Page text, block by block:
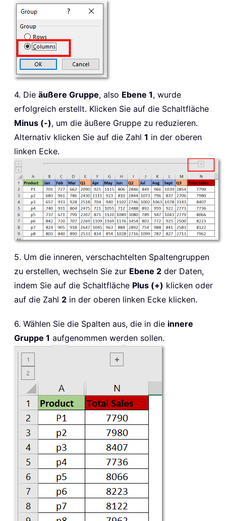
4. Die äußere Gruppe, also Ebene 1, wurde
erfolgreich erstellt. Klicken Sie auf die Schaltfläche
Minus (-), um die äußere Gruppe zu reduzieren.
Alternativ klicken Sie auf die Zahl 1 in der oberen
linken Ecke.
5. Um die inneren, verschachtelten Spaltengruppen
zu erstellen, wechseln Sie zur Ebene 2 der Daten,
indem Sie auf die Schaltfläche Plus (+) klicken oder
auf die Zahl 2 in der oberen linken Ecke klicken.
6. Wählen Sie die Spalten aus, die in die innere
Gruppe 1 aufgenommen werden sollen.